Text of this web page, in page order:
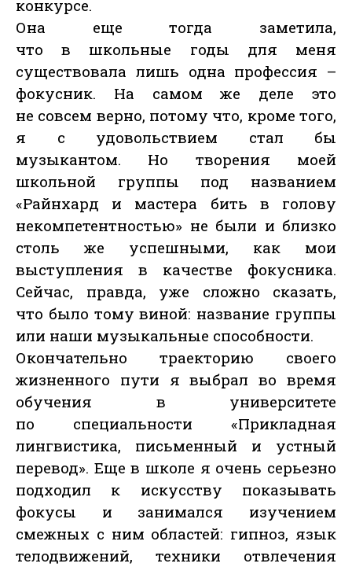
конкурсе.
Она еще тогда заметила,
что в школьные годы для меня
существовала лишь одна профессия –
фокусник. На самом же деле это
не совсем верно, потому что, кроме того,
я с удовольствием стал бы
музыкантом. Но творения моей
школьной группы под названием
«Райнхард и мастера бить в голову
некомпетентностью» не были и близко
столь же успешными, как мои
выступления в качестве фокусника.
Сейчас, правда, уже сложно сказать,
что было тому виной: название группы
или наши музыкальные способности.
Окончательно траекторию своего
жизненного пути я выбрал во время
обучения в университете
по специальности «Прикладная
лингвистика, письменный и устный
перевод». Еще в школе я очень серьезно
подходил к искусству показывать
фокусы и занимался изучением
смежных с ним областей: гипноз, язык
телодвижений, техники отвлечения